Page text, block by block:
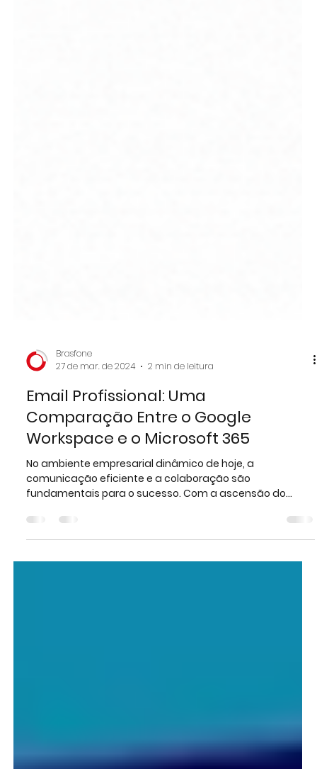
Brasfone
27 de mar. de 2024
2 min de leitura
Email Profissional: Uma
Comparação Entre o Google
Workspace e o Microsoft 365
No ambiente empresarial dinâmico de hoje, a
fundamentais para o sucesso. Com a ascensão do...